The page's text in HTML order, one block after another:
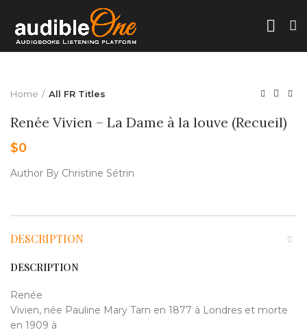
Home All FR Titles
Renée Vivien – La Dame à la louve (Recueil)
$0
Author By Christine Sétrin
DESCRIPTION
DESCRIPTION
Renée
Vivien, née Pauline Mary Tarn en 1877 à Londres et morte
en 1909 à